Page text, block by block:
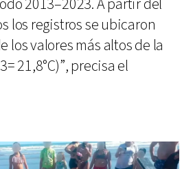
2013–2023. A partir del
los registros se ubicaron
los valores más altos de la
21,8°C)”, precisa el